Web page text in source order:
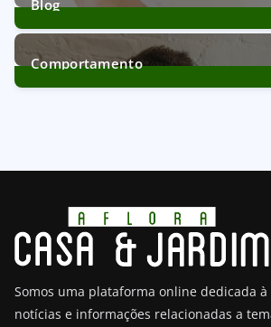
Blog
172Posts
Comportamento
Somos uma plataforma online dedicada
notícias e informações relacionadas a